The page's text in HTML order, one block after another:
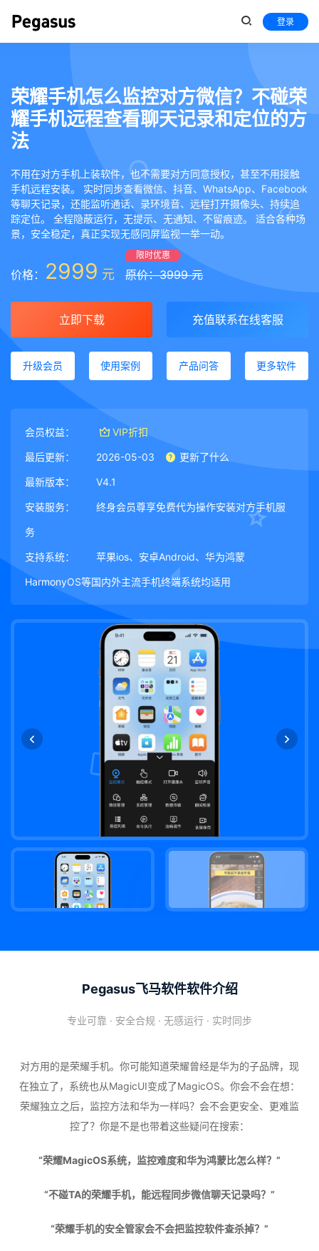
登录
荣耀手机怎么监控对方微信？不碰荣
耀手机远程查看聊天记录和定位的方
法
不用在对方手机上装软件，也不需要对方同意授权，甚至不用接触
手机远程安装。 实时同步查看微信、抖音、WhatsApp、Facebook
等聊天记录，还能监听通话、录环境音、远程打开摄像头、持续追
踪定位。 全程隐蔽运行，无提示、无通知、不留痕迹。 适合各种场
景，安全稳定，真正实现无感同屏监视一举一动。
价格： 2999 元
限时优惠
原价：3999 元
立即下载 充值联系在线客服
升级会员 使用案例 产品问答 更多软件
会员权益： VIP折扣
最后更新： 2026-05-03 更新了什么
最新版本： V4.1
安装服务： 终身会员尊享免费代为操作安装对方手机服
务
支持系统： 苹果ios、安卓Android、华为鸿蒙
HarmonyOS等国内外主流手机终端系统均适用
Pegasus飞马软件软件介绍
专业可靠 · 安全合规 · 无感运行 · 实时同步
对方用的是荣耀手机。你可能知道荣耀曾经是华为的子品牌，现
在独立了，系统也从MagicUI变成了MagicOS。你会不会在想：
荣耀独立之后，监控方法和华为一样吗？会不会更安全、更难监
控了？你是不是也带着这些疑问在搜索：
“荣耀MagicOS系统，监控难度和华为鸿蒙比怎么样？”
“不碰TA的荣耀手机，能远程同步微信聊天记录吗？”
“荣耀手机的安全管家会不会把监控软件查杀掉？”